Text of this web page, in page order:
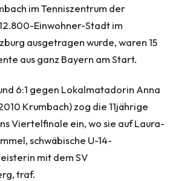
im Tenniszentrum der
Einwohner-Stadt im
ausgetragen wurde, waren 15
aus ganz Bayern am Start.
6:1 gegen Lokalmatadorin Anna
Krumbach) zog die 11jährige
Viertelfinale ein, wo sie auf Laura-
schwäbische U-14-
mit dem SV
traf.